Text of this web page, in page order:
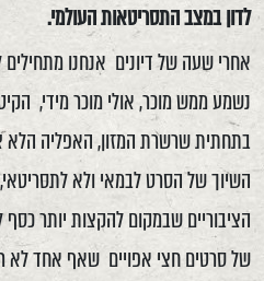
לדון במצב התסריטאות העולמי.
אחרי שעה של דיונים אנחנו
נשמע ממש מוכר, אולי מוכר מידי,
בתחתית שרשרת המזון, האפליה הלא
השיוך של הסרט לבמאי ולא
הציבוריים שבמקום להקצות יותר
של סרטים חצי אפויים שאף אחד לא